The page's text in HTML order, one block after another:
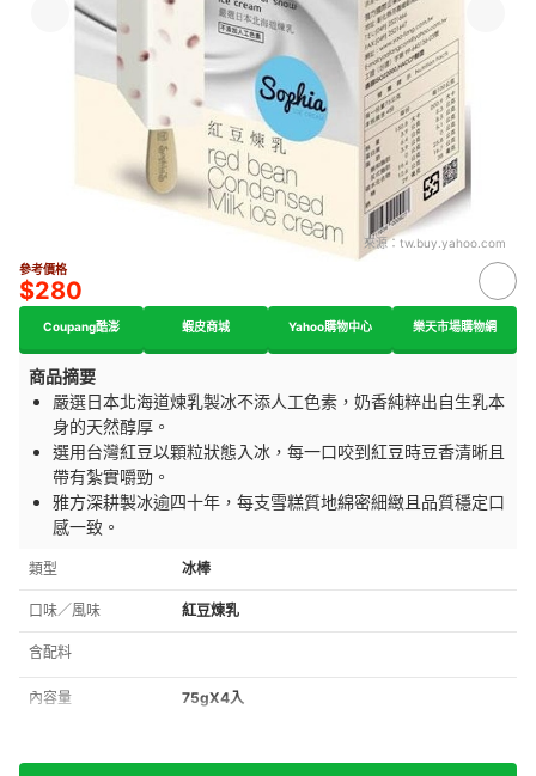
來源： tw.buy.yahoo.com
參考價格
$280
Coupang酷澎 蝦皮商城 Yahoo購物中心 樂天市場購物網
商品摘要
嚴選日本北海道煉乳製冰不添人工色素，奶香純粹出自生乳本
身的天然醇厚。
選用台灣紅豆以顆粒狀態入冰，每一口咬到紅豆時豆香清晰且
帶有紮實嚼勁。
雅方深耕製冰逾四十年，每支雪糕質地綿密細緻且品質穩定口
感一致。
類型 冰棒
口味／風味 紅豆煉乳
含配料
內容量 75gX4入